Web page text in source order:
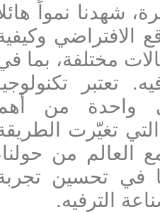
شهدنا نمواً هائلاً
الافتراضي وكيفية
مختلفة، بما في
تعتبر تكنولوجيا
واحدة من أهم
التي تغيّرت الطريقة
العالم من حولنا،
في تحسين تجربة
الترفيه.